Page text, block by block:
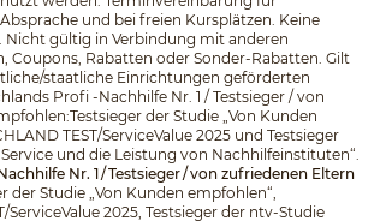
und bei freien Kursplätzen. Keine
Nicht gültig in Verbindung mit anderen
Coupons, Rabatten oder Sonder-Rabatten. Gilt
staatliche Einrichtungen geförderten
Profi -Nachhilfe Nr. 1 / Testsieger / von
der Studie „Von Kunden
TEST/ServiceValue 2025 und Testsieger
und die Leistung von Nachhilfeinstituten“.
Nr. 1 / Testsieger / von zufriedenen Eltern
der Studie „Von Kunden empfohlen“,
ServiceValue 2025, Testsieger der ntv-Studie